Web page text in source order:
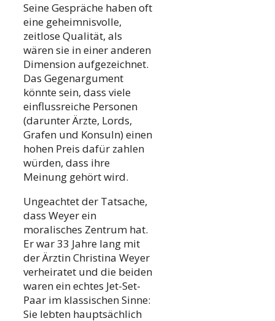
Seine Gespräche haben oft
eine geheimnisvolle,
zeitlose Qualität, als
wären sie in einer anderen
Dimension aufgezeichnet.
Das Gegenargument
könnte sein, dass viele
einflussreiche Personen
(darunter Ärzte, Lords,
Grafen und Konsuln) einen
hohen Preis dafür zahlen
würden, dass ihre
Meinung gehört wird.
Ungeachtet der Tatsache,
dass Weyer ein
moralisches Zentrum hat.
Er war 33 Jahre lang mit
der Ärztin Christina Weyer
verheiratet und die beiden
waren ein echtes Jet-Set-
Paar im klassischen Sinne:
Sie lebten hauptsächlich